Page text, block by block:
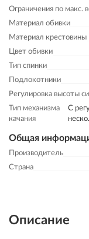
Ограничения по макс.
Материал обивки
Материал крестовины
Цвет обивки
Тип спинки
Подлокотники
Регулировка высоты
Тип механизма
качания
С
Общая
Производитель
Страна
Описание